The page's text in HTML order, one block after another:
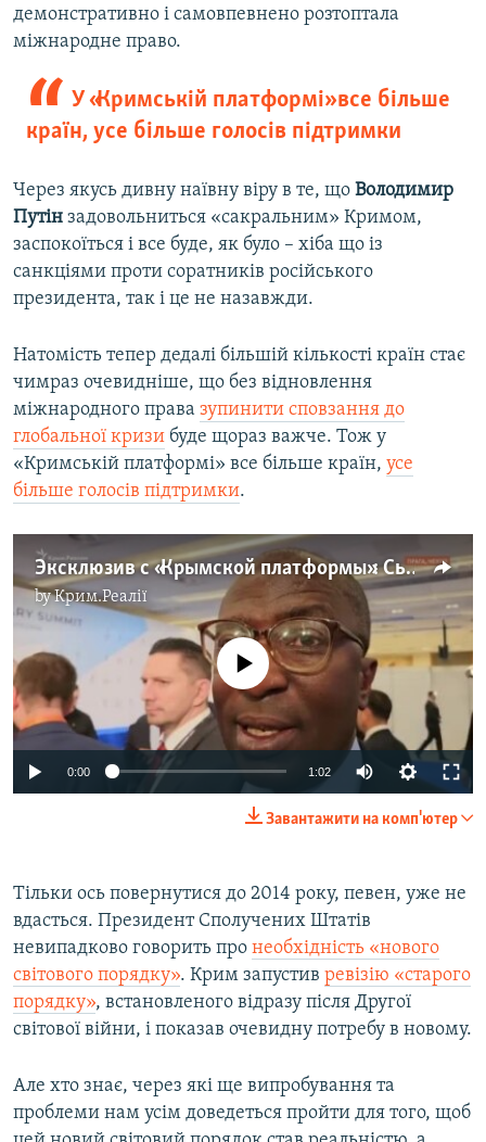
демонстративно і самовпевнено розтоптала
міжнародне право.
У «Кримській платформі» все більше
країн, усе більше голосів підтримки
Через якусь дивну наївну віру в те, що Володимир
Путін задовольниться «сакральним» Кримом,
заспокоїться і все буде, як було – хіба що із
санкціями проти соратників російського
президента, так і це не назавжди.
Натомість тепер дедалі більшій кількості країн стає
чимраз очевидніше, що без відновлення
міжнародного права зупинити сповзання до
глобальної кризи буде щораз важче. Тож у
«Кримській платформі» все більше країн, усе
більше голосів підтримки.
Эксклюзив с «Крымской платформы»: Сьерра-Леоне и Гана присоединяются к саммиту
byКрим.Реалії
720p 1080p
No media source currently available
0:00 1:02
1080p
Завантажити на комп'ютер
Тільки ось повернутися до 2014 року, певен, уже не
вдасться. Президент Сполучених Штатів
невипадково говорить про необхідність «нового
світового порядку». Крим запустив ревізію «старого
порядку», встановленого відразу після Другої
світової війни, і показав очевидну потребу в новому.
Але хто знає, через які ще випробування та
проблеми нам усім доведеться пройти для того, щоб